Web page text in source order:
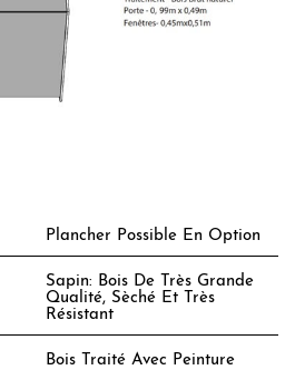
Plancher Possible En Option
Sapin: Bois De Très Grande
Qualité, Sèché Et Très
Résistant
Bois Traité Avec Peinture